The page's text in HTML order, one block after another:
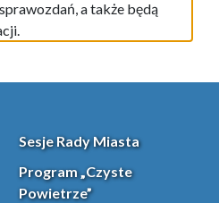
a także będą
Sesje Rady Miasta
Program „Czyste
Powietrze”